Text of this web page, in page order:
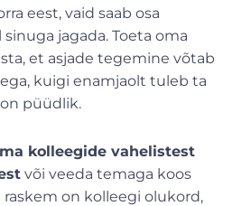
eest, vaid saab osa
jagada. Toeta oma
et asjade tegemine võtab
kuigi enamjaolt tuleb ta
püüdlik.
kolleegide vahelistest
või veeda temaga koos
raskem on kolleegi olukord,